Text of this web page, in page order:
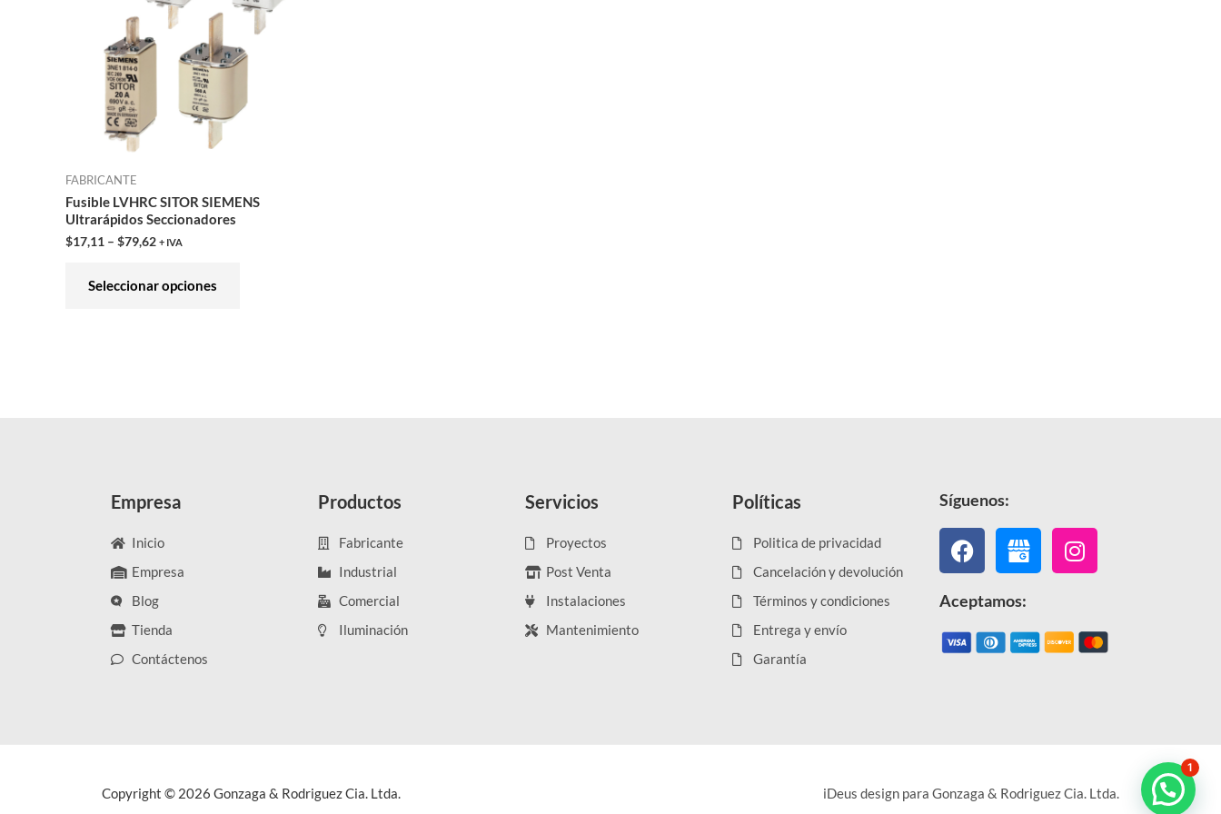
FABRICANTE
Fusible LVHRC SITOR SIEMENS
Ultrarápidos Seccionadores
$17,11 – $79,62 + IVA
Seleccionar opciones
variantes.
Las
opciones
pueden
página
Empresa
Inicio
Empresa
Blog
Tienda
Contáctenos
Productos
Fabricante
Industrial
Comercial
Iluminación
Servicios
Proyectos
Post Venta
Instalaciones
Mantenimiento
Políticas
Politica de privacidad
Cancelación y devolución
Términos y condiciones
Entrega y envío
Garantía
Síguenos:
Facebook Instagram
Aceptamos:
Copyright © 2026 Gonzaga & Rodriguez Cia. Ltda. iDeus design para Gonzaga & Rodriguez Cia. Ltda.
1